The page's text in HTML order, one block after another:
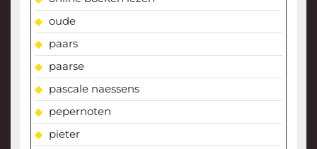
oude
paars
paarse
pascale naessens
pepernoten
pieter